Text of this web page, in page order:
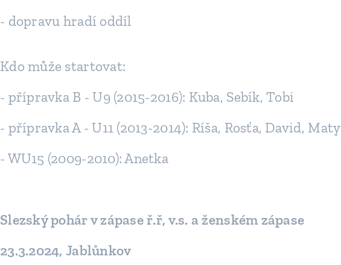
- dopravu hradí oddíl
Kdo může startovat:
- přípravka B - U9 (2015-2016): Kuba, Sebík, Tobi
- přípravka A - U11 (2013-2014): Ríša, Rosťa, David, Maty
- WU15 (2009-2010): Anetka
Slezský pohár v zápase ř.ř, v.s. a ženském zápase
23.3.2024, Jablůnkov